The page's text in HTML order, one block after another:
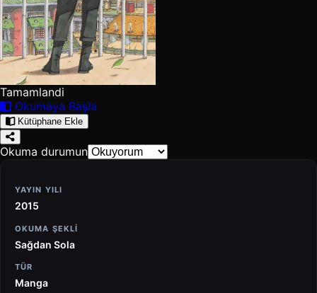
Tamamlandi
Okumaya Başla
Kütüphane Ekle
Okuma durumun
YAYIN YILI
2015
OKUMA ŞEKLI
Sağdan Sola
TÜR
Manga